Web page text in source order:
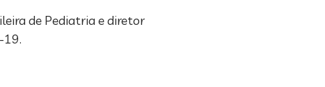
de Pediatria e diretor
19.